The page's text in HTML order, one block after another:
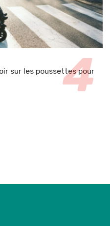
sur les poussettes pour